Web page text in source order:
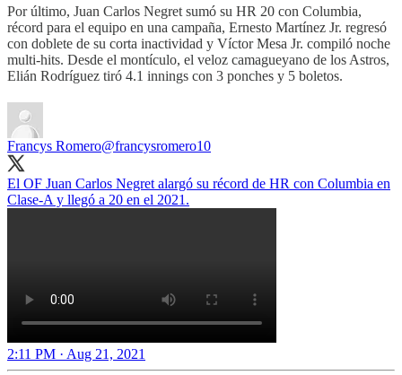
Por último, Juan Carlos Negret sumó su HR 20 con Columbia,
récord para el equipo en una campaña, Ernesto Martínez Jr. regresó
con doblete de su corta inactividad y Víctor Mesa Jr. compiló noche
multi-hits. Desde el montículo, el veloz camagueyano de los Astros,
Elián Rodríguez tiró 4.1 innings con 3 ponches y 5 boletos.
Francys Romero@francysromero10
El OF Juan Carlos Negret alargó su récord de HR con Columbia en
Clase-A y llegó a 20 en el 2021.
2:11 PM · Aug 21, 2021